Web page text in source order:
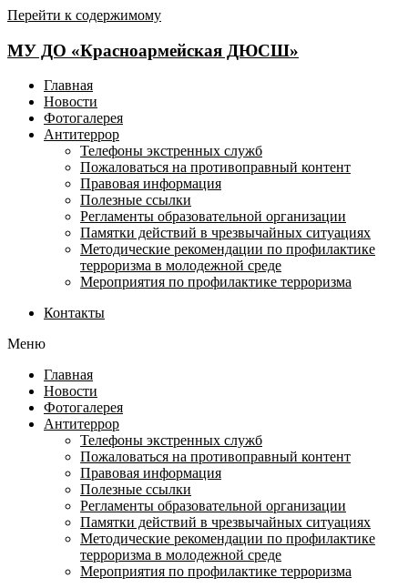
Перейти к содержимому
МУ ДО «Красноармейская ДЮСШ»
Главная
Новости
Фотогалерея
Антитеррор
Телефоны экстренных служб
Пожаловаться на противоправный контент
Правовая информация
Полезные ссылки
Регламенты образовательной организации
Памятки действий в чрезвычайных ситуациях
Методические рекомендации по профилактике
терроризма в молодежной среде
Мероприятия по профилактике терроризма
Контакты
Меню
Главная
Новости
Фотогалерея
Антитеррор
Телефоны экстренных служб
Пожаловаться на противоправный контент
Правовая информация
Полезные ссылки
Регламенты образовательной организации
Памятки действий в чрезвычайных ситуациях
Методические рекомендации по профилактике
терроризма в молодежной среде
Мероприятия по профилактике терроризма